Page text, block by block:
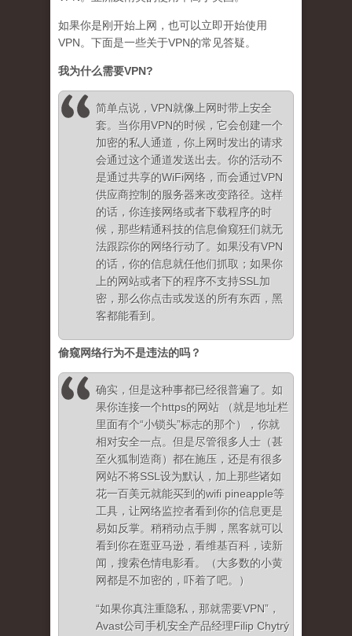
如果你是刚开始上网，也可以立即开始使用
VPN。下面是一些关于VPN的常见答疑。
我为什么需要VPN?
简单点说，VPN就像上网时带上安全
套。当你用VPN的时候，它会创建一个
加密的私人通道，你上网时发出的请求
会通过这个通道发送出去。你的活动不
是通过共享的WiFi网络，而会通过VPN
供应商控制的服务器来改变路径。这样
的话，你连接网络或者下载程序的时
候，那些精通科技的信息偷窥狂们就无
法跟踪你的网络行动了。如果没有VPN
的话，你的信息就任他们抓取；如果你
上的网站或者下的程序不支持SSL加
密，那么你点击或发送的所有东西，黑
客都能看到。
偷窥网络行为不是违法的吗？
确实，但是这种事都已经很普遍了。如
果你连接一个https的网站 （就是地址栏
里面有个“小锁头”标志的那个），你就
相对安全一点。但是尽管很多人士（甚
至火狐制造商）都在施压，还是有很多
网站不将SSL设为默认，加上那些诸如
花一百美元就能买到的wifi pineapple等
工具，让网络监控者看到你的信息更是
易如反掌。稍稍动点手脚，黑客就可以
看到你在逛亚马逊，看维基百科，读新
闻，搜索色情电影看。（大多数的小黄
网都是不加密的，吓着了吧。）
“如果你真注重隐私，那就需要VPN”，
Avast公司手机安全产品经理Filip Chytrý